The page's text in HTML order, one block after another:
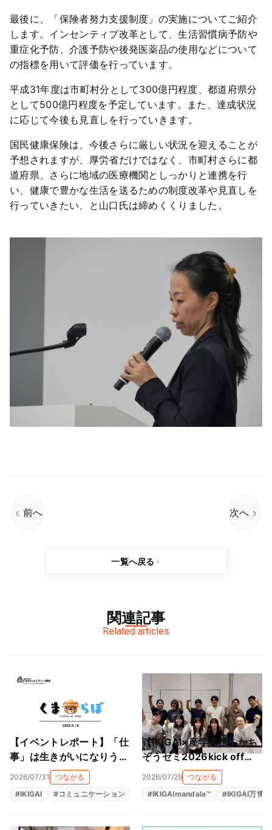
最後に、「保険者努力支援制度」の実施についてご紹介
します。インセンティブ改革として、生活習慣病予防や
重症化予防、介護予防や後発医薬品の使用などについて
の指標を用いて評価を行っています。
平成31年度は市町村分として300億円程度、都道府県分
として500億円程度を予定しています。また、達成状況
に応じて今後も見直しを行っていきます。
国民健康保険は、今後さらに厳しい状況を迎えることが
予想されますが、厚労省だけではなく、市町村さらに都
道府県、さらに地域の医療機関としっかりと連携を行
い、健康で豊かな生活を送るための制度改革や見直しを
行っていきたい、と山口氏は締めくくりました。
前へ 次へ
一覧へ戻る
関連記事
Related articles
【イベントレポート】「仕
事」は生きがいになりうる
のか──くまらぼ IKIGAI研
究会・5月の夜の対話
2026/07/31
つながる
#IKIGAI #コミュニケーション 共創コミュニティ 生きがい
【IKIGAI×産学連携】かち
ぞうゼミ2026kick off
は、近畿大学 横山ゼミと
マッチングで事業がスター
ト！！
2026/07/29 つながる
#IKIGAImandala™ #IKIGAI万博